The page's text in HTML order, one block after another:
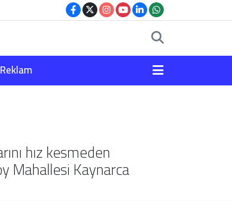
hız kesmeden
Mahallesi Kaynarca